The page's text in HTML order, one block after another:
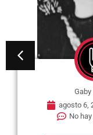
agosto 6,
No